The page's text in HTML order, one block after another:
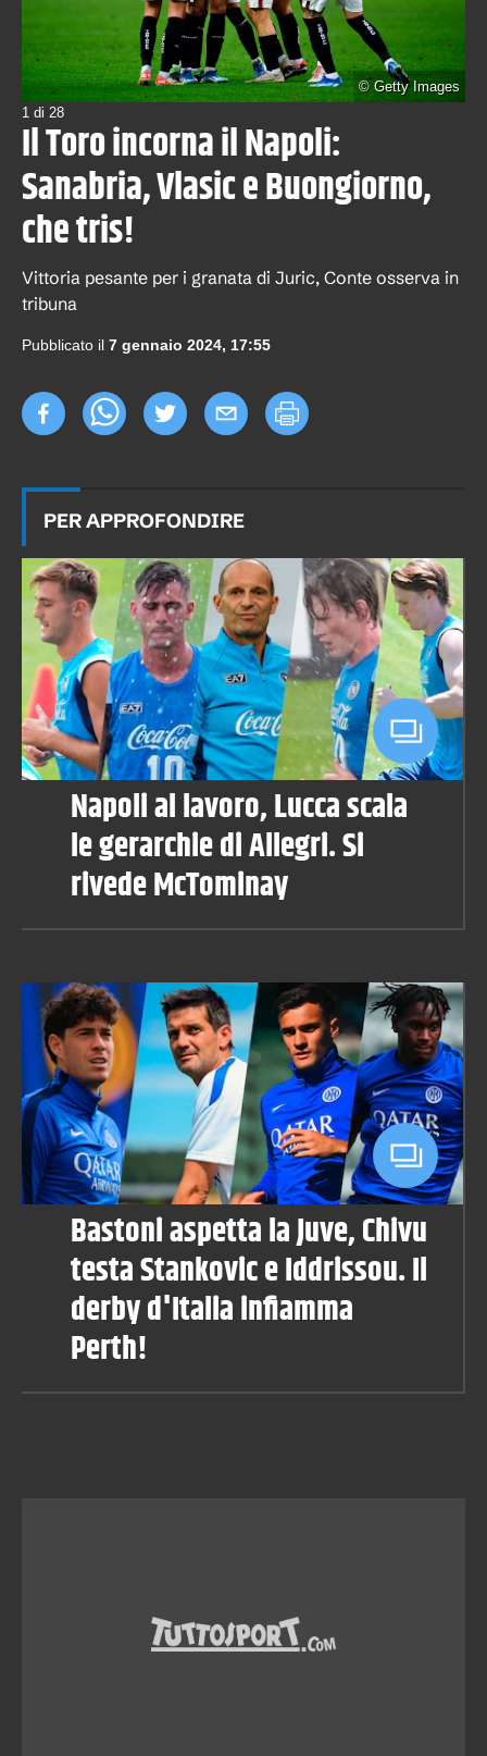
©Getty Images
1 di 28
Il Toro incorna il Napoli:
Sanabria, Vlasic e Buongiorno,
che tris!
Vittoria pesante per i granata di Juric, Conte osserva in
tribuna
Pubblicato il 7 gennaio 2024, 17:55
PER APPROFONDIRE
Napoli al lavoro, Lucca scala
le gerarchie di Allegri. Si
rivede McTominay
Bastoni aspetta la Juve, Chivu
testa Stankovic e Iddrissou. Il
derby d'Italia infiamma
Perth!